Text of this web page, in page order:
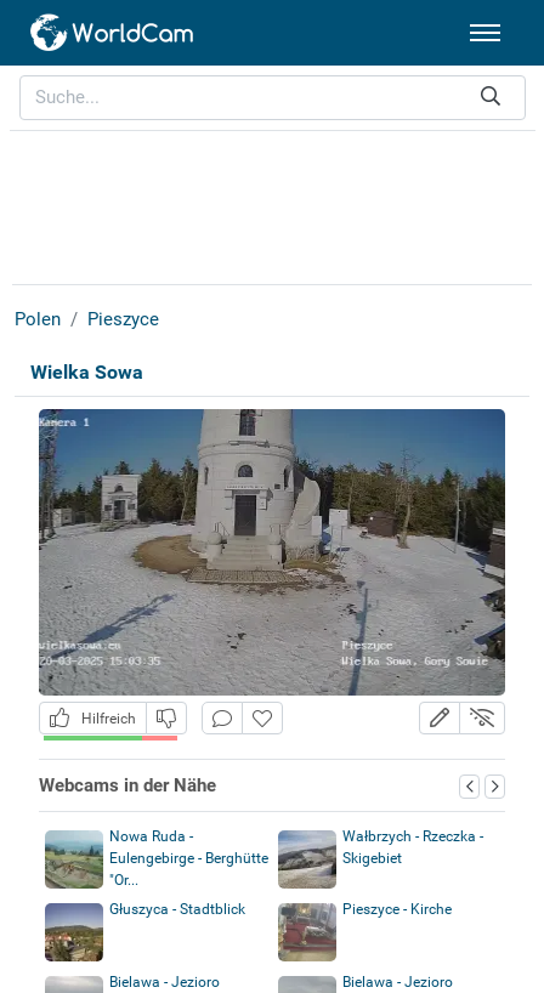
Polen Pieszyce
Wielka Sowa
Hilfreich
Webcams in der Nähe
Nowa Ruda -
Eulengebirge - Berghütte
"Or...
Wałbrzych - Rzeczka -
Skigebiet
Głuszyca - Stadtblick Pieszyce - Kirche
Bielawa - Jezioro
Bielawa - Jezioro